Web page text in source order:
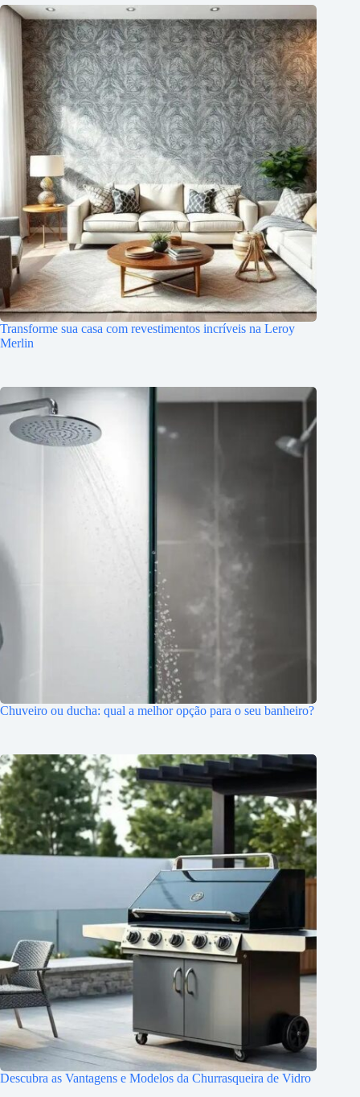
Transforme sua casa com revestimentos incríveis na Leroy
Merlin
Chuveiro ou ducha: qual a melhor opção para o seu banheiro?
Descubra as Vantagens e Modelos da Churrasqueira de Vidro